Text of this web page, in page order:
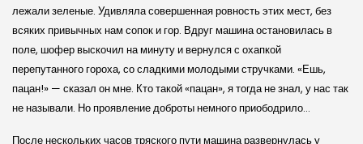
лежали зеленые. Удивляла совершенная ровность этих мест, без
всяких привычных нам сопок и гор. Вдруг машина остановилась в
поле, шофер выскочил на минуту и вернулся с охапкой
перепутанного гороха, со сладкими молодыми стручками. «Ешь,
пацан!» — сказал он мне. Кто такой «пацан», я тогда не знал, у нас так
не называли. Но проявление доброты немного приободрило…
После нескольких часов тряского пути машина развернулась у